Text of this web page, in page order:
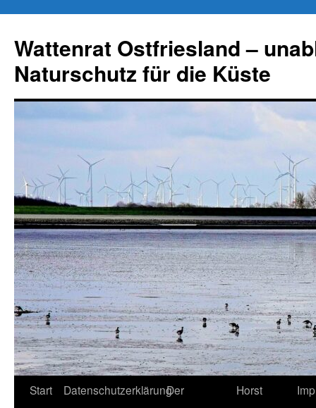
springen
Wattenrat Ostfriesland –
Naturschutz für die Küste
Start DatenschutzerklärungDer
Horst